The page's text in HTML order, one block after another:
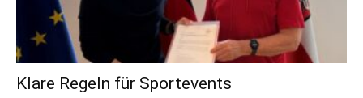
Klare Regeln für Sportevents